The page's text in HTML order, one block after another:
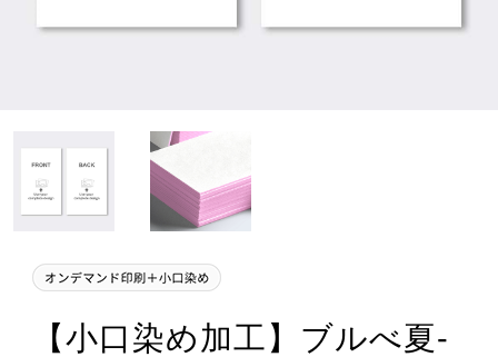
【小口染め加工】ブルべ夏-